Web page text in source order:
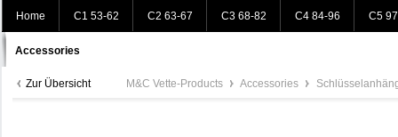
Home C1 53-62 C2 63-67 C3 68-82 C4 84-96 C5
Accessories
Zur Übersicht M&C Vette-Products Accessories